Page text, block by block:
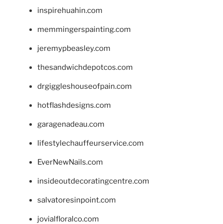
inspirehuahin.com
memmingerspainting.com
jeremypbeasley.com
thesandwichdepotcos.com
drgiggleshouseofpain.com
hotflashdesigns.com
garagenadeau.com
lifestylechauffeurservice.com
EverNewNails.com
insideoutdecoratingcentre.com
salvatoresinpoint.com
jovialfloralco.com